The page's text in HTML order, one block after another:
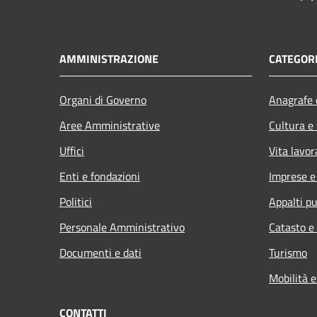
AMMINISTRAZIONE
Organi di Governo
Aree Amministrative
Uffici
Enti e fondazioni
Politici
Personale Amministrativo
Documenti e dati
Cultura
Vita
Imprese
Appalti
Catasto
Turismo
Mobilità
CONTATTI